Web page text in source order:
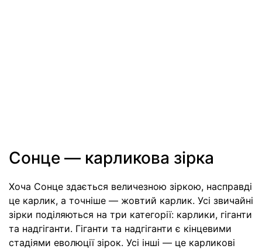
Сонце — карликова зірка
Хоча Сонце здається величезною зіркою, насправді
це карлик, а точніше — жовтий карлик. Усі звичайні
зірки поділяються на три категорії: карлики, гіганти
та надгіганти. Гіганти та надгіганти є кінцевими
стадіями еволюції зірок. Усі інші — це карликові